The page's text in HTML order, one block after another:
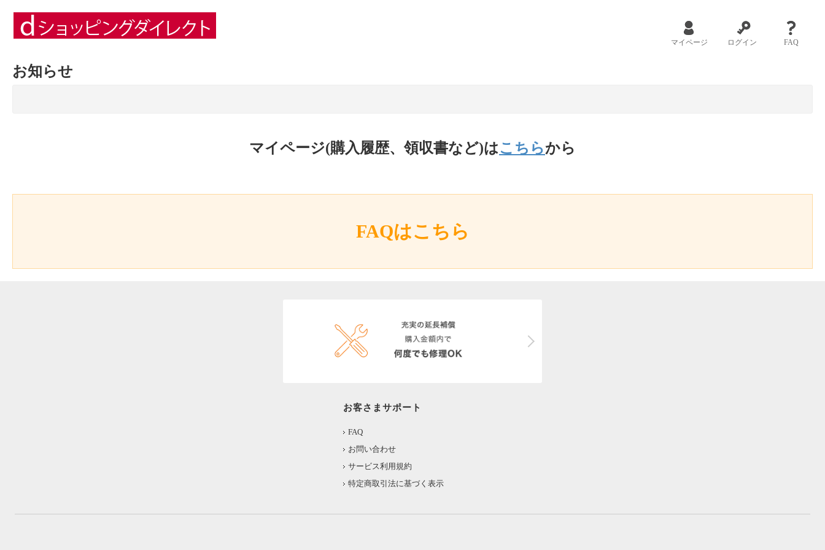
マイページ ログイン FAQ
お知らせ
マイページ(購入履歴、領収書など)はこちらから
FAQはこちら
お客さまサポート
FAQ
お問い合わせ
サービス利用規約
特定商取引法に基づく表示